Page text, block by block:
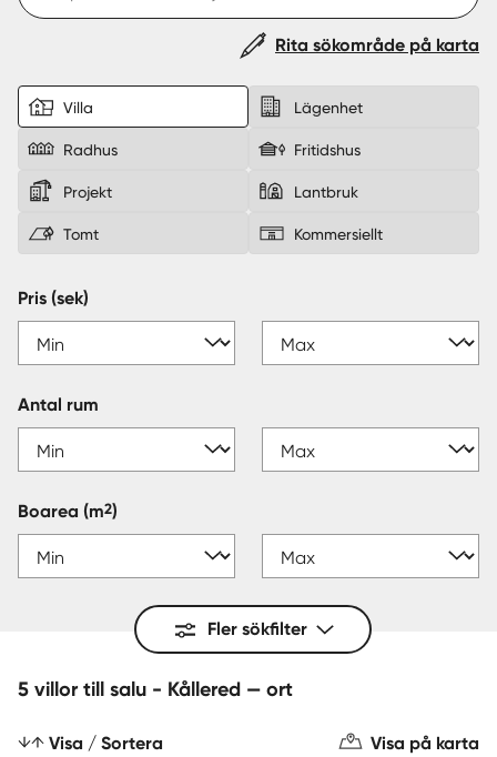
Logga in
Sverige|Spanien
Rita sökområde på karta
Villa Lägenhet
Radhus Fritidshus
Projekt Lantbruk
Tomt Kommersiellt
Pris (sek)
Antal rum
Boarea (m2)
Fler sökfilter
5 villor till salu - Kållered — ort
Visa / Sortera Visa på karta